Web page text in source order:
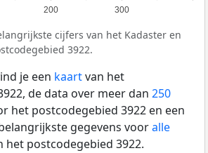
200 300
cijfers van het Kadaster en
3922.
je een kaartvan het
de data over meer dan 250
het postcodegebied 3922 en een
gegevens vooralle
het postcodegebied 3922.